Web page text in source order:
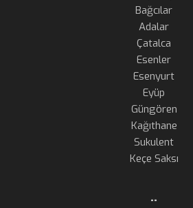
Bağcılar
Adalar
Çatalca
Esenler
Esenyurt
Eyüp
Güngören
Kağıthane
Sukulent
Keçe Saksı
..